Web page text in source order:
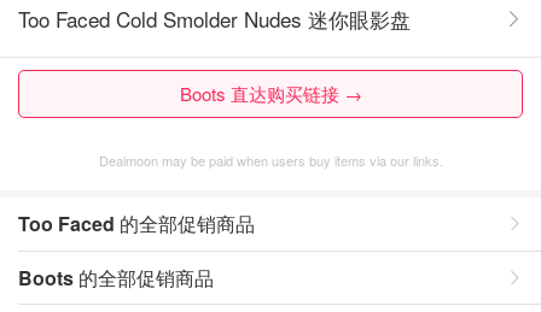
Too Faced Cold Smolder Nudes 迷你眼影盘
Boots 直达购买链接 →
Dealmoon may be paid when users buy items via our links.
Too Faced 的全部促销商品
Boots 的全部促销商品